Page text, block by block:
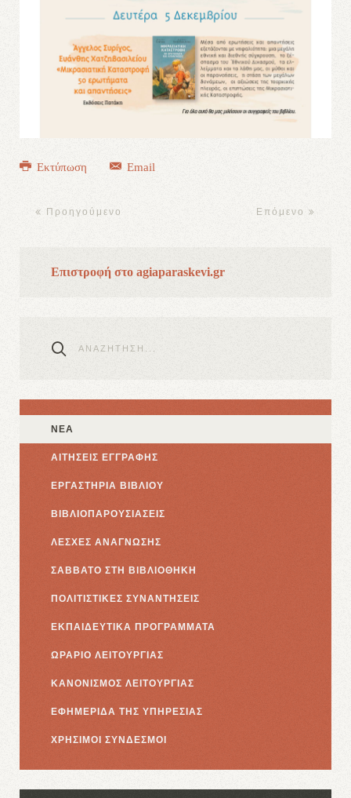
Εκτύπωση Email
Προηγούμενο Επόμενο
Επιστροφή στο agiaparaskevi.gr
ΝΕΑ
ΑΙΤΗΣΕΙΣ ΕΓΓΡΑΦΗΣ
ΕΡΓΑΣΤΗΡΙΑ ΒΙΒΛΙΟΥ
ΒΙΒΛΙΟΠΑΡΟΥΣΙΑΣΕΙΣ
ΛΕΣΧΕΣ ΑΝΑΓΝΩΣΗΣ
ΣΑΒΒΑΤΟ ΣΤΗ ΒΙΒΛΙΟΘΗΚΗ
ΠΟΛΙΤΙΣΤΙΚΕΣ ΣΥΝΑΝΤΗΣΕΙΣ
ΕΚΠΑΙΔΕΥΤΙΚΑ ΠΡΟΓΡΑΜΜΑΤΑ
ΩΡΑΡΙΟ ΛΕΙΤΟΥΡΓΙΑΣ
ΚΑΝΟΝΙΣΜΟΣ ΛΕΙΤΟΥΡΓΙΑΣ
ΕΦΗΜΕΡΙΔΑ ΤΗΣ ΥΠΗΡΕΣΙΑΣ
ΧΡΗΣΙΜΟΙ ΣΥΝΔΕΣΜΟΙ